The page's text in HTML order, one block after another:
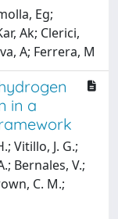
Eg;
Ak; Clerici,
A; Ferrera, M
in a
Vitillo, J. G.;
Bernales, V.;
C. M.;